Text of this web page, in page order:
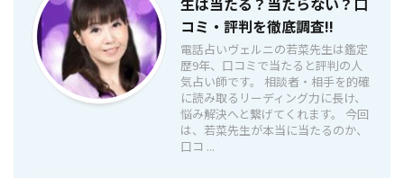
コミ・評判を徹底調査!!
電話占いヴェルニの若菜先生は鑑定
歴9年、口コミで当たると評判の人
気占い師です。 相談者・相手を的確
に読み取るリーディング力に長け、
悩み解決へと繋げてくれます。 今回
は、若菜先生が本当に当たるのか、
口コ ...